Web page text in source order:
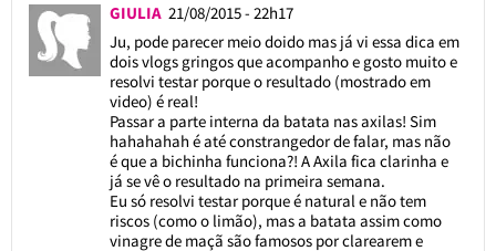
GIULIA 21/08/2015 - 22h17
Ju, pode parecer meio doido mas já vi essa dica em
dois vlogs gringos que acompanho e gosto muito e
resolvi testar porque o resultado (mostrado em
video) é real!
Passar a parte interna da batata nas axilas! Sim
hahahahah é até constrangedor de falar, mas não
é que a bichinha funciona?! A Axila fica clarinha e
já se vê o resultado na primeira semana.
Eu só resolvi testar porque é natural e não tem
riscos (como o limão), mas a batata assim como
vinagre de maçã são famosos por clarearem e